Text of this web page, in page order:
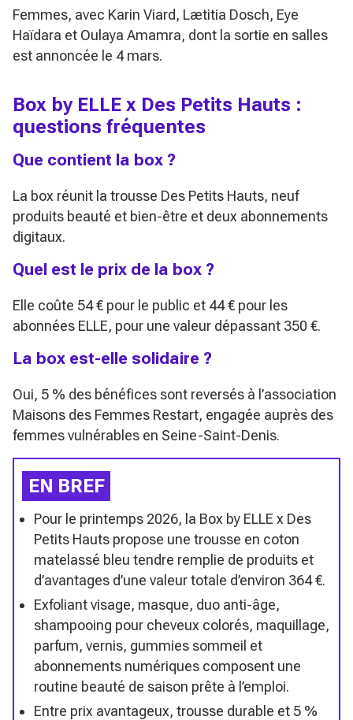
Femmes, avec Karin Viard, Lætitia Dosch, Eye
Haïdara et Oulaya Amamra, dont la sortie en salles
est annoncée le 4 mars.
Box by ELLE x Des Petits Hauts :
questions fréquentes
Que contient la box ?
La box réunit la trousse Des Petits Hauts, neuf
produits beauté et bien-être et deux abonnements
digitaux.
Quel est le prix de la box ?
Elle coûte 54 € pour le public et 44 € pour les
abonnées ELLE, pour une valeur dépassant 350 €.
La box est-elle solidaire ?
Oui, 5 % des bénéfices sont reversés à l’association
Maisons des Femmes Restart, engagée auprès des
femmes vulnérables en Seine-Saint-Denis.
EN BREF
Pour le printemps 2026, la Box by ELLE x Des
Petits Hauts propose une trousse en coton
matelassé bleu tendre remplie de produits et
d’avantages d’une valeur totale d’environ 364 €.
Exfoliant visage, masque, duo anti-âge,
shampooing pour cheveux colorés, maquillage,
parfum, vernis, gummies sommeil et
abonnements numériques composent une
routine beauté de saison prête à l’emploi.
Entre prix avantageux, trousse durable et 5 %